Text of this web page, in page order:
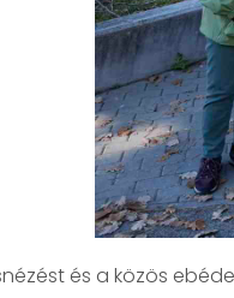
és a közös